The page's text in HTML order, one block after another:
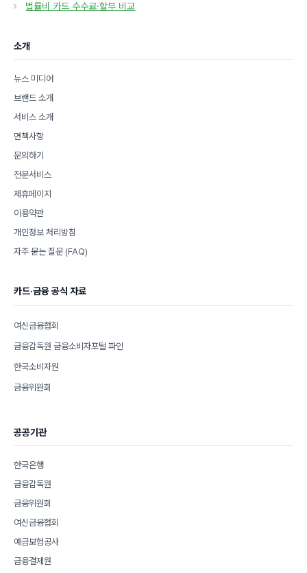
리
법률비 카드 수수료·할부 비교
소개
뉴스 미디어
브랜드 소개
서비스 소개
면책사항
문의하기
전문서비스
제휴페이지
이용약관
개인정보 처리방침
자주 묻는 질문 (FAQ)
카드·금융 공식 자료
여신금융협회
금융감독원 금융소비자포털 파인
한국소비자원
금융위원회
공공기관
한국은행
금융감독원
금융위원회
여신금융협회
예금보험공사
금융결제원